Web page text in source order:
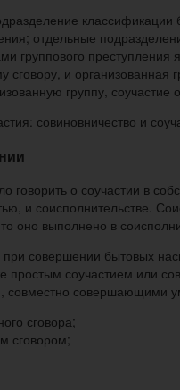
отдельные
группового
и организованная
группу,
совиновничество и
о соучастии в
и соисполнительстве.
оно выполнено в
при совершении бытовых
простым соучастием или
совместно совершающими
сговора;
сговором;